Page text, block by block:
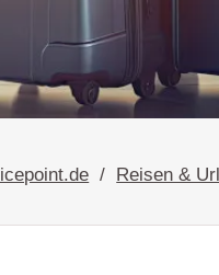
Reisen &